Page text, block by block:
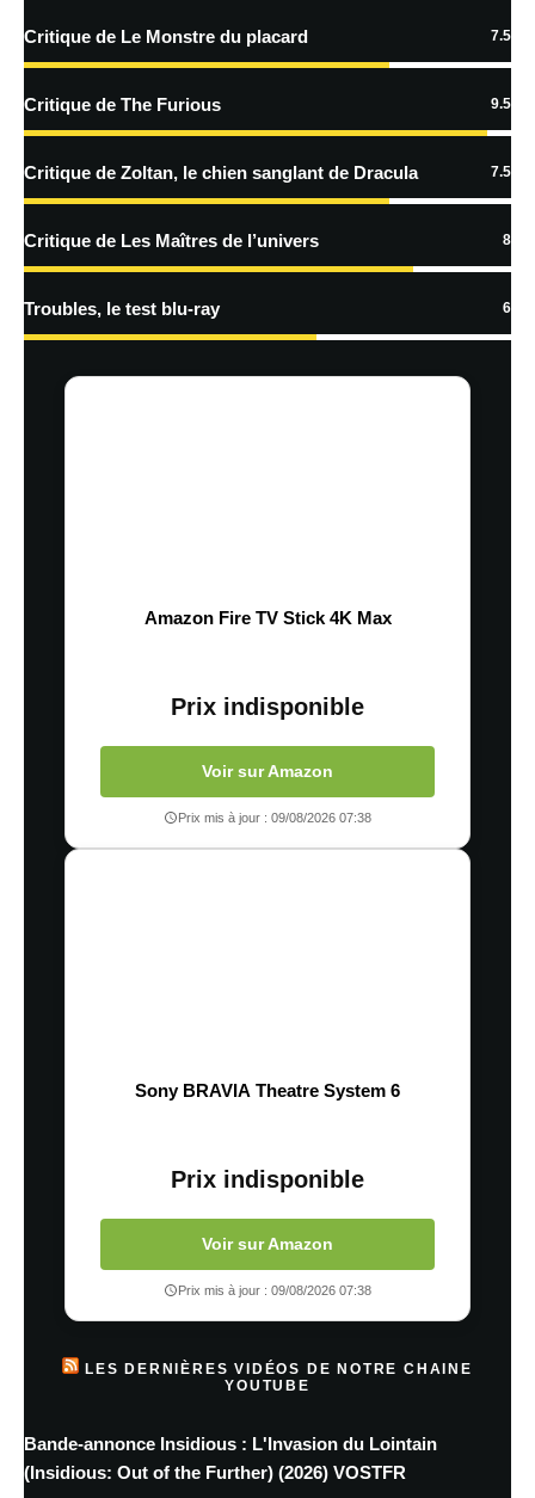
En savoir
traitées
Critique de Le Monstre du placard 7.5
Critique de The Furious 9.5
Critique de Zoltan, le chien sanglant de Dracula 7.5
Critique de Les Maîtres de l’univers 8
Troubles, le test blu-ray 6
Amazon Fire TV Stick 4K Max
Prix indisponible
Voir sur Amazon
Prix mis à jour : 09/08/2026 07:38
Sony BRAVIA Theatre System 6
Prix indisponible
Voir sur Amazon
Prix mis à jour : 09/08/2026 07:38
LES DERNIÈRES VIDÉOS DE NOTRE CHAINE
YOUTUBE
Bande-annonce Insidious : L'Invasion du Lointain
(Insidious: Out of the Further) (2026) VOSTFR